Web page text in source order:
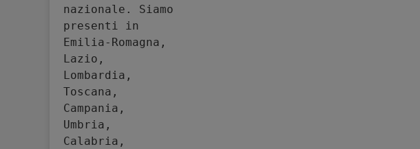
nazionale. Siamo
presenti in
Emilia-Romagna,
Lazio,
Lombardia,
Toscana,
Campania,
Umbria,
Calabria,